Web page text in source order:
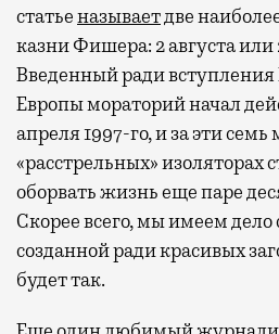
статьеназываетдве
казни Фишера: 2 августа или
Введенный ради вступления
Европы мораторий начал
апреля 1997-го, и за эти семь
«расстрельных» изоляторах
оборвать жизнь еще паре
Скорее всего, мы имеем дело
созданной ради красивых
будет так.